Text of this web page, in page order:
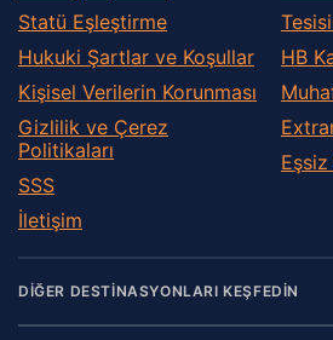
Statü Eşleştirme
Hukuki Şartlar ve Koşullar
Kişisel Verilerin Korunması
Gizlilik ve Çerez
Politikaları
SSS
İletişim
HB
DİĞER DESTİNASYONLARI KEŞFEDİN